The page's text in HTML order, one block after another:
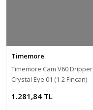
Timemore
Timemore Cam V60 Dripper
Crystal Eye 01 (1-2 Fincan)
1.281,84 TL